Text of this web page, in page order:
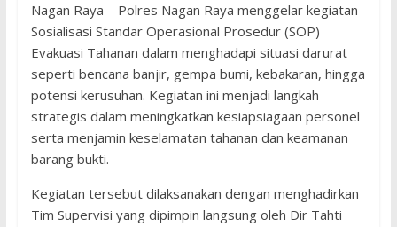
Nagan Raya – Polres Nagan Raya menggelar kegiatan
Sosialisasi Standar Operasional Prosedur (SOP)
Evakuasi Tahanan dalam menghadapi situasi darurat
seperti bencana banjir, gempa bumi, kebakaran, hingga
potensi kerusuhan. Kegiatan ini menjadi langkah
strategis dalam meningkatkan kesiapsiagaan personel
serta menjamin keselamatan tahanan dan keamanan
barang bukti.
Kegiatan tersebut dilaksanakan dengan menghadirkan
Tim Supervisi yang dipimpin langsung oleh Dir Tahti